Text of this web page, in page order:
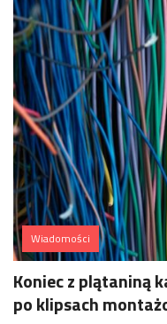
Wiadomości
Koniec z plątaniną
po klipsach